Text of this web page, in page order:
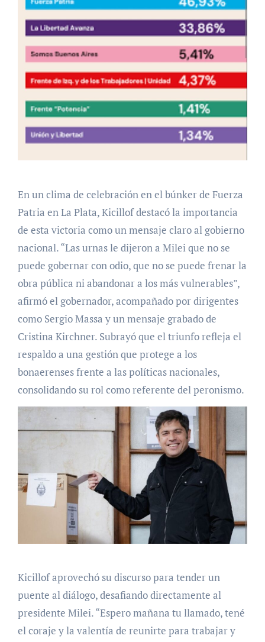
En un clima de celebración en el búnker de Fuerza
Patria en La Plata, Kicillof destacó la importancia
de esta victoria como un mensaje claro al gobierno
nacional. “Las urnas le dijeron a Milei que no se
puede gobernar con odio, que no se puede frenar la
obra pública ni abandonar a los más vulnerables”,
afirmó el gobernador, acompañado por dirigentes
como Sergio Massa y un mensaje grabado de
Cristina Kirchner. Subrayó que el triunfo refleja el
respaldo a una gestión que protege a los
bonaerenses frente a las políticas nacionales,
consolidando su rol como referente del peronismo.
Kicillof aprovechó su discurso para tender un
puente al diálogo, desafiando directamente al
presidente Milei. “Espero mañana tu llamado, tené
el coraje y la valentía de reunirte para trabajar y